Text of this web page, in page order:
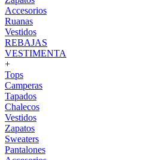
Accesorios
Ruanas
Vestidos
REBAJAS
VESTIMENTA
+
Tops
Camperas
Tapados
Chalecos
Vestidos
Zapatos
Sweaters
Pantalones